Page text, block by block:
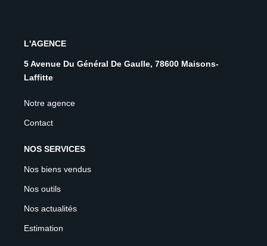
L'AGENCE
5 Avenue Du Général De Gaulle, 78600 Maisons-
Laffitte
Notre agence
Contact
NOS SERVICES
Nos biens vendus
Nos outils
Nos actualités
Estimation